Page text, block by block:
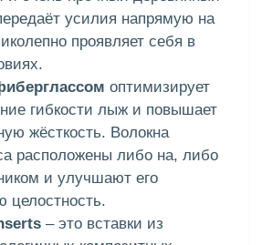
усилия напрямую на
проявляет себя в
оптимизирует
гибкости лыж и повышает
жёсткость. Волокна
расположены либо на, либо
и улучшают его
целостность.
– это вставки из